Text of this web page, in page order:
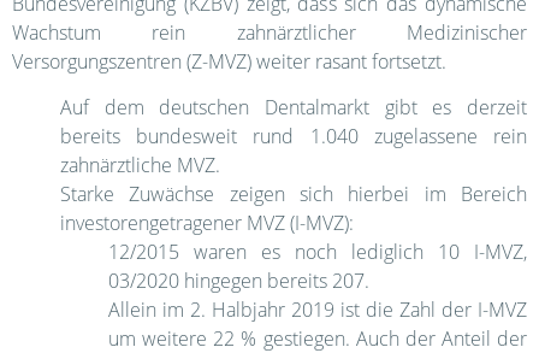
Wachstum rein zahnärztlicher Medizinischer
Versorgungszentren (Z-MVZ) weiter rasant fortsetzt.
Auf dem deutschen Dentalmarkt gibt es derzeit
bereits bundesweit rund 1.040 zugelassene rein
zahnärztliche MVZ.
Starke Zuwächse zeigen sich hierbei im Bereich
investorengetragener MVZ (I-MVZ):
12/2015 waren es noch lediglich 10 I-MVZ,
03/2020 hingegen bereits 207.
Allein im 2. Halbjahr 2019 ist die Zahl der I-MVZ
um weitere 22 % gestiegen. Auch der Anteil der